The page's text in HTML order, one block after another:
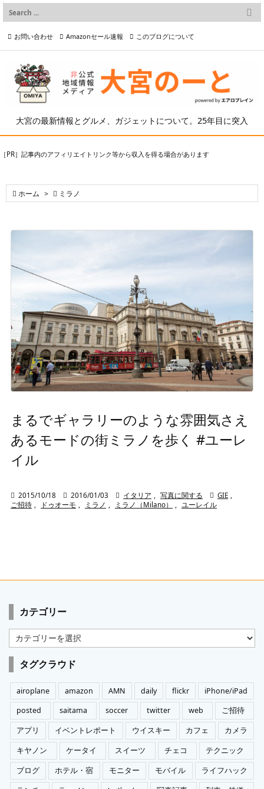
大宮の最新情報とグルメ、ガジェットについて。25年目に突入

メニュー

検索
お問い合わせ Amazonセール速報 このブログについて
プライバシーポリシー等
［PR］記事内のアフィリエイトリンク等から収入を得る場合があります
 ホーム >  ミラノ
まるでギャラリーのような雰囲気さえ
あるモードの街ミラノを歩く #ユーレ
イル
 2015/10/18  2016/01/03  イタリア , 写真に関する  GIE ,
ご招待 , ドゥオーモ , ミラノ , ミラノ（Milano） , ユーレイル
カテゴリー
カ
テ
ゴ
リ
ー
タグクラウド
airoplane amazon AMN daily flickr
iPhone/iPad
posted
saitama soccer twitter web
ご招待
アプリ
イベントレポート ウイスキー カフェ
カメラ
キヤノン
ケータイ スイーツ チェコ
テクニック
ブログ
ホテル・宿 モニター モバイル
ライフハック